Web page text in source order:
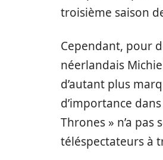
troisième saison
Cependant, pour
néerlandais
d’autant plus
d’importance
Thrones » n’a
téléspectateurs à